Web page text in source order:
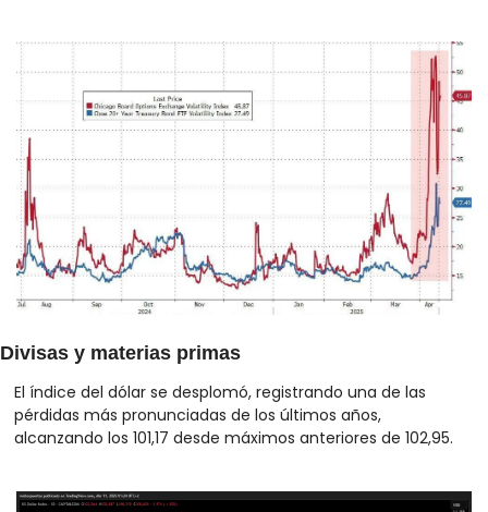
Divisas y materias primas
El índice del dólar se desplomó, registrando una de las
pérdidas más pronunciadas de los últimos años,
alcanzando los 101,17 desde máximos anteriores de 102,95.